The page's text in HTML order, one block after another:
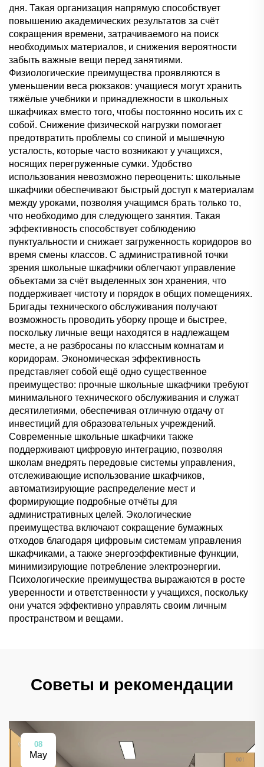
дня. Такая организация напрямую способствует
повышению академических результатов за счёт
сокращения времени, затрачиваемого на поиск
необходимых материалов, и снижения вероятности
забыть важные вещи перед занятиями.
Физиологические преимущества проявляются в
уменьшении веса рюкзаков: учащиеся могут хранить
тяжёлые учебники и принадлежности в школьных
шкафчиках вместо того, чтобы постоянно носить их с
собой. Снижение физической нагрузки помогает
предотвратить проблемы со спиной и мышечную
усталость, которые часто возникают у учащихся,
носящих перегруженные сумки. Удобство
использования невозможно переоценить: школьные
шкафчики обеспечивают быстрый доступ к материалам
между уроками, позволяя учащимся брать только то,
что необходимо для следующего занятия. Такая
эффективность способствует соблюдению
пунктуальности и снижает загруженность коридоров во
время смены классов. С административной точки
зрения школьные шкафчики облегчают управление
объектами за счёт выделенных зон хранения, что
поддерживает чистоту и порядок в общих помещениях.
Бригады технического обслуживания получают
возможность проводить уборку проще и быстрее,
поскольку личные вещи находятся в надлежащем
месте, а не разбросаны по классным комнатам и
коридорам. Экономическая эффективность
представляет собой ещё одно существенное
преимущество: прочные школьные шкафчики требуют
минимального технического обслуживания и служат
десятилетиями, обеспечивая отличную отдачу от
инвестиций для образовательных учреждений.
Современные школьные шкафчики также
поддерживают цифровую интеграцию, позволяя
школам внедрять передовые системы управления,
отслеживающие использование шкафчиков,
автоматизирующие распределение мест и
формирующие подробные отчёты для
административных целей. Экологические
преимущества включают сокращение бумажных
отходов благодаря цифровым системам управления
шкафчиками, а также энергоэффективные функции,
минимизирующие потребление электроэнергии.
Психологические преимущества выражаются в росте
уверенности и ответственности у учащихся, поскольку
они учатся эффективно управлять своим личным
пространством и вещами.
Советы и рекомендации
08
May